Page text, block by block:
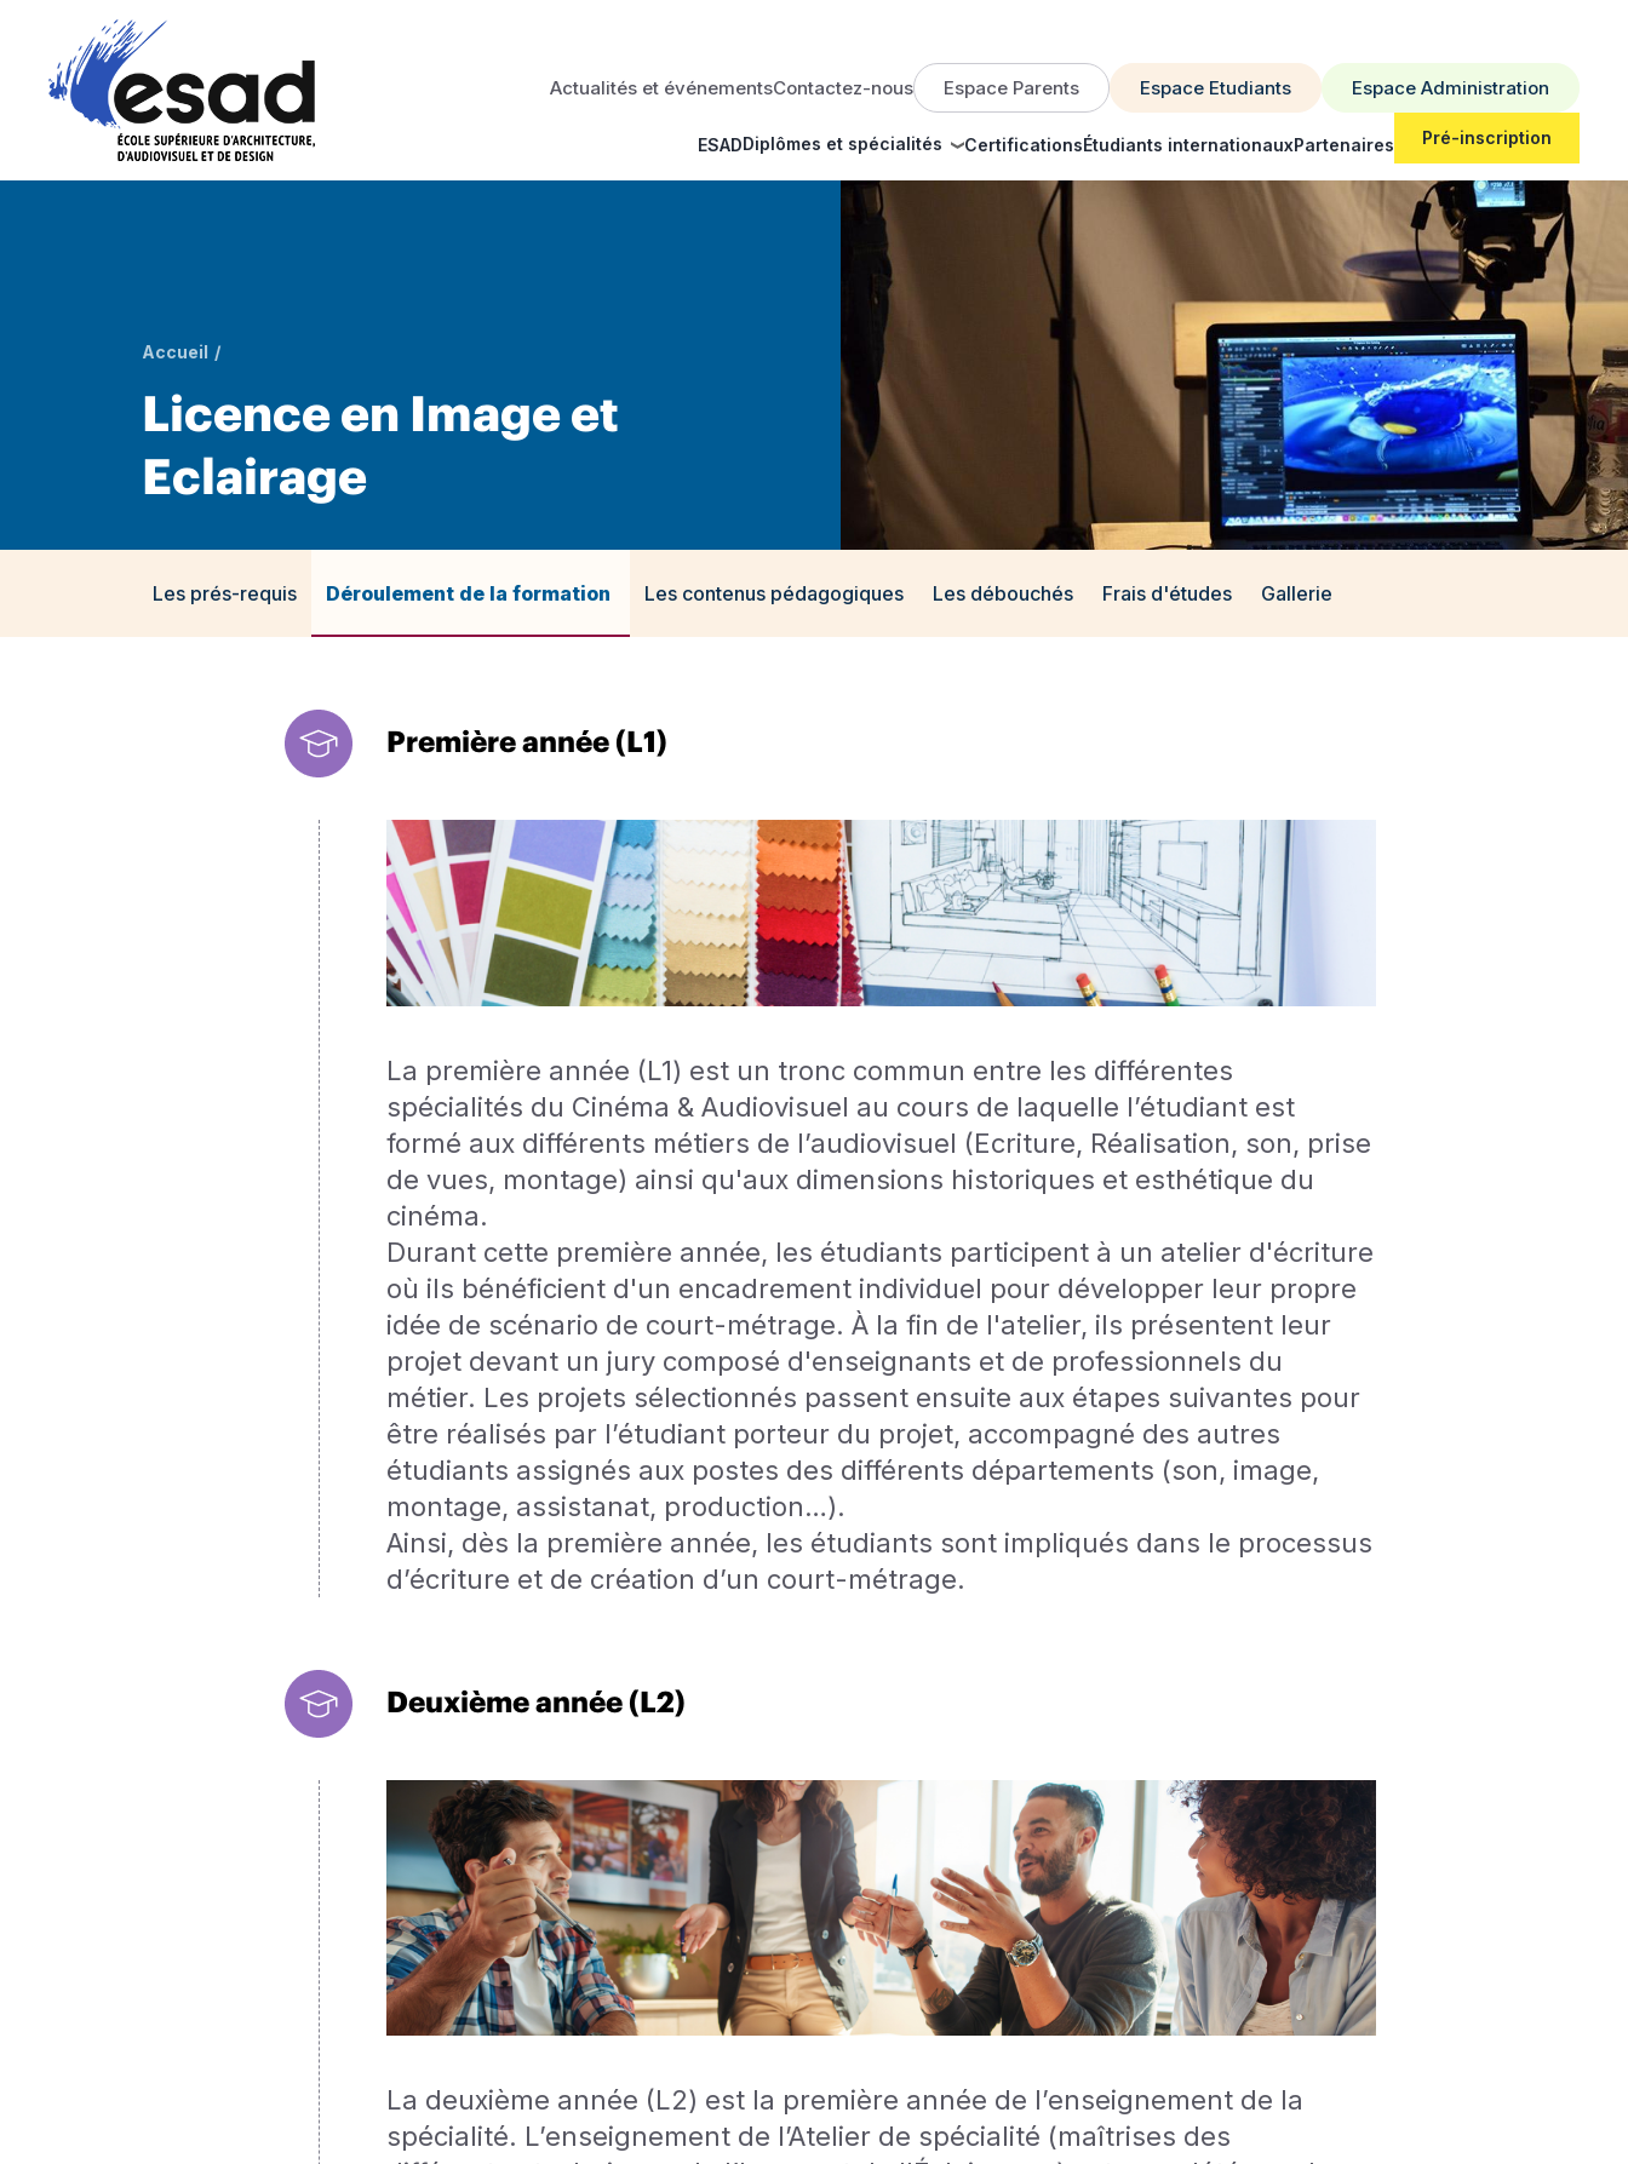
Actualités et événementsContactez-nous Espace Parents Espace Etudiants Espace Administration
ESADDiplômes et spécialités CertificationsÉtudiants internationauxPartenaires Pré-inscription
Fil d'Ariane
Accueil
Licence en Image et
Eclairage
Les prés-requis Déroulement de la formation Les contenus pédagogiques Les débouchés Frais d'études Gallerie
Première année (L1)
La première année (L1) est un tronc commun entre les différentes
spécialités du Cinéma & Audiovisuel au cours de laquelle l’étudiant est
formé aux différents métiers de l’audiovisuel (Ecriture, Réalisation, son, prise
de vues, montage) ainsi qu'aux dimensions historiques et esthétique du
cinéma.
Durant cette première année, les étudiants participent à un atelier d'écriture
où ils bénéficient d'un encadrement individuel pour développer leur propre
idée de scénario de court-métrage. À la fin de l'atelier, ils présentent leur
projet devant un jury composé d'enseignants et de professionnels du
métier. Les projets sélectionnés passent ensuite aux étapes suivantes pour
être réalisés par l’étudiant porteur du projet, accompagné des autres
étudiants assignés aux postes des différents départements (son, image,
montage, assistanat, production…).
Ainsi, dès la première année, les étudiants sont impliqués dans le processus
d’écriture et de création d’un court-métrage.
Deuxième année (L2)
La deuxième année (L2) est la première année de l’enseignement de la
spécialité. L’enseignement de l’Atelier de spécialité (maîtrises des